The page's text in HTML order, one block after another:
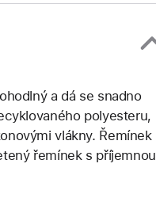
a dá se snadno
polyesteru,
vlákny. Řemínek
řemínek s příjemnou